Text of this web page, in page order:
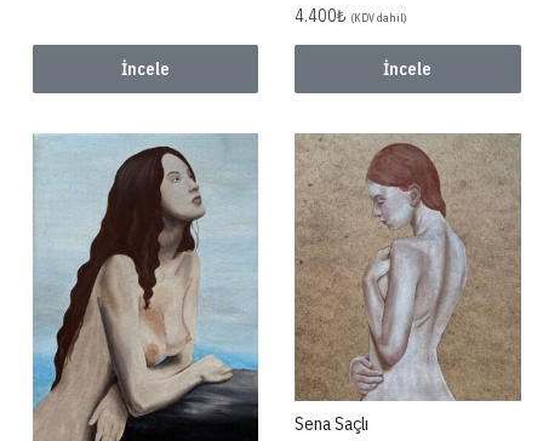
İncele
4.400₺ (KDV dahil)
İncele
Sena Saçlı